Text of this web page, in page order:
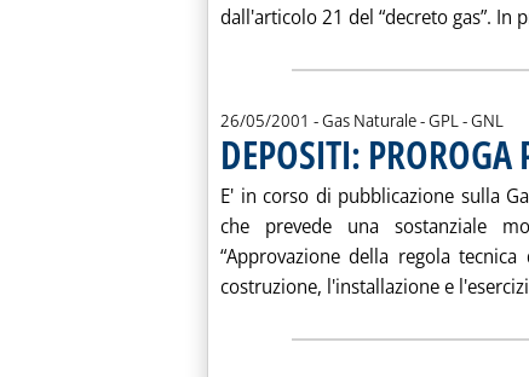
dall'articolo 21 del “decreto gas”. In
26/05/2001 - Gas Naturale - GPL - GNL
DEPOSITI:
E' in corso di pubblicazione sulla
che prevede una sostanziale
“Approvazione della regola
costruzione, l'installazione e